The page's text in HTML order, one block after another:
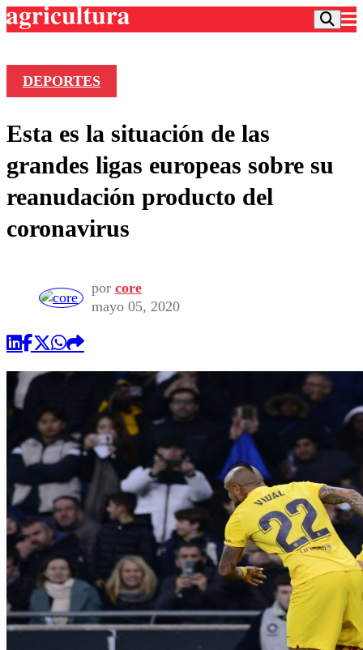
Frecuencias
Agricultura TV
Deportes
Colo Colo
Motor
Torneo Internacional
Torneo Nacional
Entretención
Noticias
Internacional
Nacional
Vida Social
Programas
Comercial
DEPORTES
Esta es la situación de las
grandes ligas europeas sobre su
reanudación producto del
coronavirus
por core
mayo 05, 2020